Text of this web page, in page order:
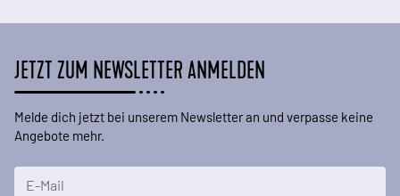
JETZT ZUM NEWSLETTER ANMELDEN
Melde dich jetzt bei unserem Newsletter an und verpasse keine
Angebote mehr.